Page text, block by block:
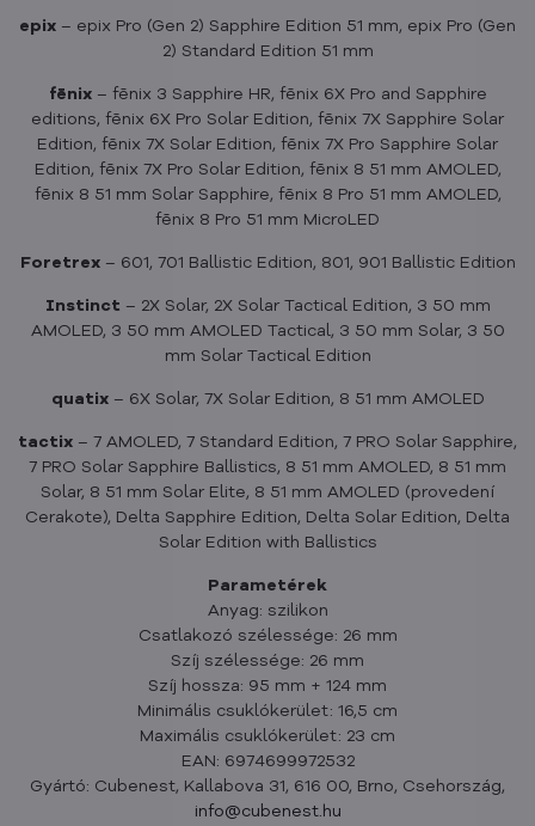
epix – epix Pro (Gen 2) Sapphire Edition 51 mm, epix Pro (Gen
2) Standard Edition 51 mm
fēnix– fēnix 3 Sapphire HR, fēnix 6X Pro and Sapphire
editions, fēnix 6X Pro Solar Edition, fēnix 7X Sapphire Solar
Edition, fēnix 7X Solar Edition, fēnix 7X Pro Sapphire Solar
Edition, fēnix 7X Pro Solar Edition, fēnix 8 51 mm AMOLED,
fēnix 8 51 mm Solar Sapphire, fēnix 8 Pro 51 mm AMOLED,
fēnix 8 Pro 51 mm MicroLED
Foretrex– 601, 701 Ballistic Edition, 801, 901 Ballistic Edition
Instinct – 2X Solar, 2X Solar Tactical Edition, 3 50 mm
AMOLED, 3 50 mm AMOLED Tactical, 3 50 mm Solar, 3 50
mm Solar Tactical Edition
quatix– 6X Solar, 7X Solar Edition, 8 51 mm AMOLED
tactix – 7 AMOLED, 7 Standard Edition, 7 PRO Solar Sapphire,
7 PRO Solar Sapphire Ballistics, 8 51 mm AMOLED, 8 51 mm
Solar, 8 51 mm Solar Elite, 8 51 mm AMOLED (provedení
Cerakote), Delta Sapphire Edition, Delta Solar Edition, Delta
Solar Edition with Ballistics
Parametérek
Anyag: szilikon
Csatlakozó szélessége: 26 mm
Szíj szélessége: 26 mm
Szíj hossza: 95 mm + 124 mm
Minimális csuklókerület: 16,5 cm
Maximális csuklókerület: 23 cm
EAN: 6974699972532
Gyártó: Cubenest, Kallabova 31, 616 00, Brno, Csehország,
info@cubenest.hu